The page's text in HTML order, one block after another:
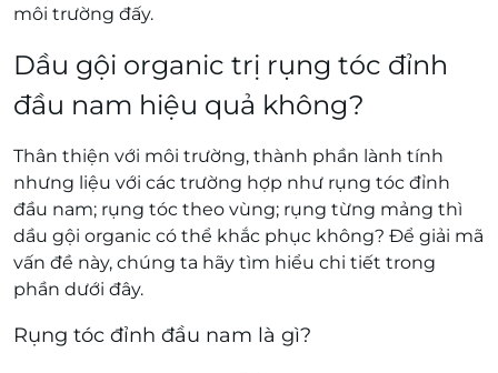
môi trường đấy.
Dầu gội organic trị rụng tóc đỉnh
đầu nam hiệu quả không?
Thân thiện với môi trường, thành phần lành tính
nhưng liệu với các trường hợp như rụng tóc đỉnh
đầu nam; rụng tóc theo vùng; rụng từng mảng thì
dầu gội organic có thể khắc phục không? Để giải mã
vấn đề này, chúng ta hãy tìm hiểu chi tiết trong
phần dưới đây.
Rụng tóc đỉnh đầu nam là gì?